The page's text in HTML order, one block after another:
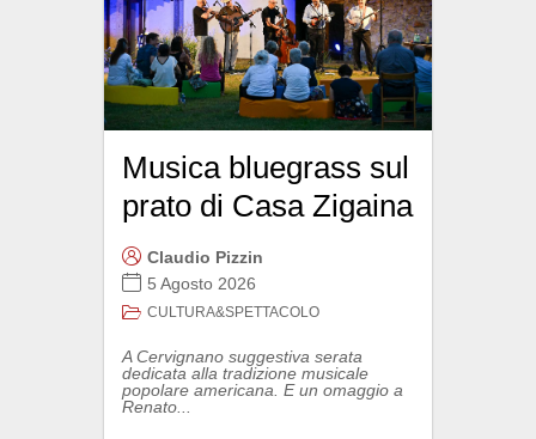
Musica bluegrass sul
prato di Casa Zigaina
Claudio Pizzin
5 Agosto 2026
CULTURA&SPETTACOLO
A Cervignano suggestiva serata
dedicata alla tradizione musicale
popolare americana. E un omaggio a
Renato...